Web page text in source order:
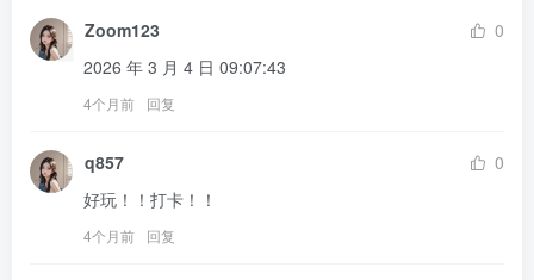
Zoom123
0
2026 年 3 月 4 日 09:07:43
4个月前 回复
q857
0
好玩！！打卡！！
4个月前 回复